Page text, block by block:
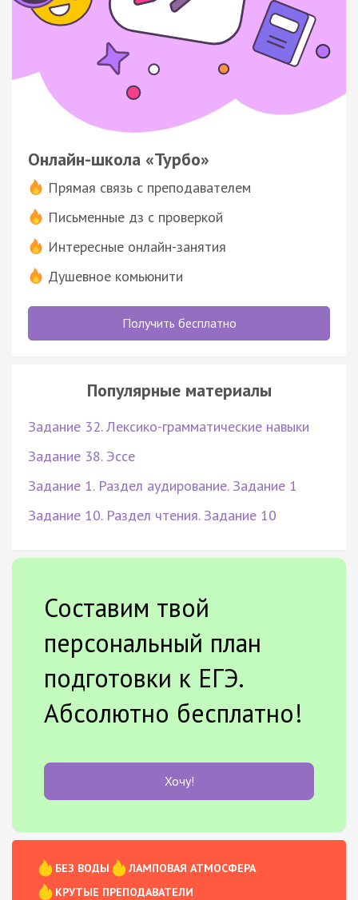
Онлайн-школа «Турбо»
Прямая связь с преподавателем
Письменные дз с проверкой
Интересные онлайн-занятия
Душевное комьюнити
Получить бесплатно
Популярные материалы
Задание 32. Лексико-грамматические навыки
Задание 38. Эссе
Задание 1. Раздел аудирование. Задание 1
Задание 10. Раздел чтения. Задание 10
Составим твой
персональный план
подготовки к ЕГЭ.
Абсолютно бесплатно!
Хочу!
БЕЗ ВОДЫ
ЛАМПОВАЯ АТМОСФЕРА
КРУТЫЕ ПРЕПОДАВАТЕЛИ